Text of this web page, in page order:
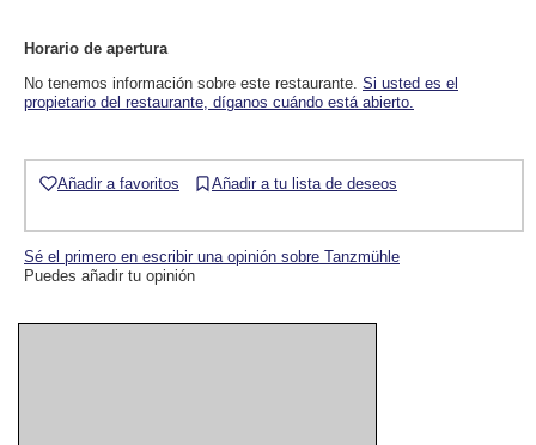
Horario de apertura
No tenemos información sobre este restaurante. Si usted es el
propietario del restaurante, díganos cuándo está abierto.
Añadir a favoritos Añadir a tu lista de deseos
Sé el primero en escribir una opinión sobre Tanzmühle
Puedes añadir tu opinión